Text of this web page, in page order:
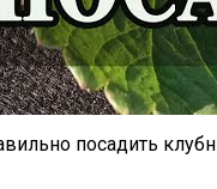
посадить